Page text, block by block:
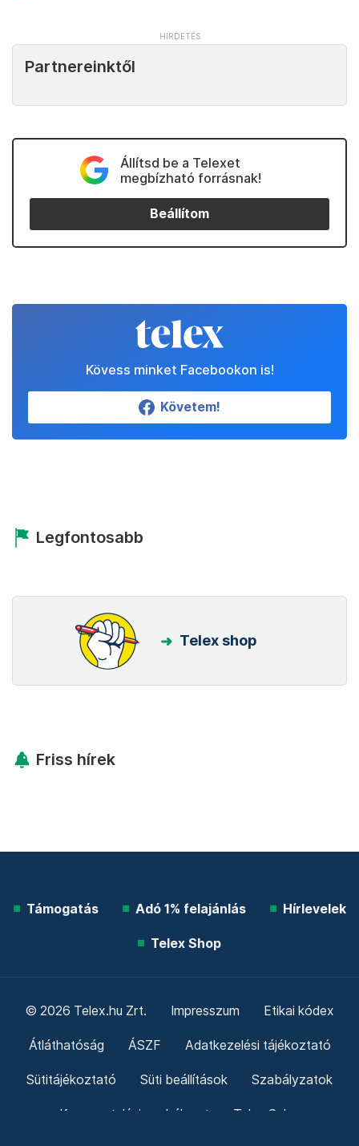
Partnereinktől
Állítsd be a Telexet
megbízható forrásnak!
Beállítom
Kövess minket Facebookon is!
Követem!
Legfontosabb
Telex shop
Friss hírek
Támogatás Adó 1% felajánlás Hírlevelek
Telex Shop
© 2026 Telex.hu Zrt. Impresszum Etikai kódex
Átláthatóság ÁSZF Adatkezelési tájékoztató
Sütitájékoztató Süti beállítások Szabályzatok
Kommentelési szabályzat Telex Sales